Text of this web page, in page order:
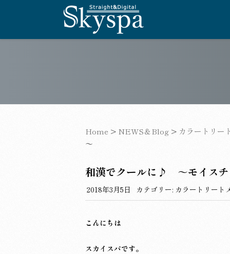
Home > NEWS＆Blog > カラートリー
～
和漢でクールに♪ ～モイスチ
2018年3月5日 カテゴリー: カラートリート
こんにちは
スカイスパです。